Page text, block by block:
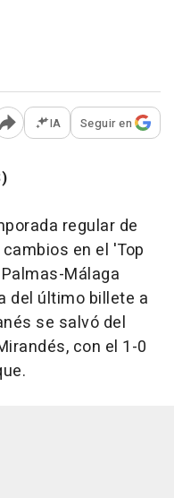
Abrir opciones para
IA Seguir en
regular de
en el 'Top
Málaga
del último billete a
se salvó del
con el 1-0